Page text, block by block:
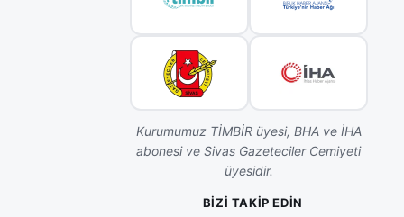
Kurumumuz TİMBİR üyesi, BHA ve İHA
abonesi ve Sivas Gazeteciler Cemiyeti
üyesidir.
BIZI TAKIP EDIN